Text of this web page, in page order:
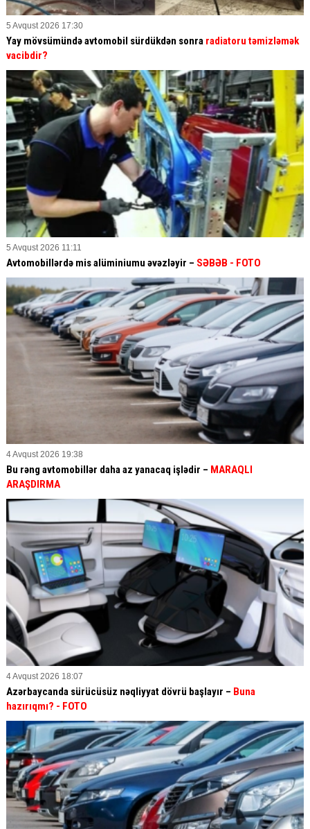
5 Avqust 2026 17:30
Yay mövsümündə avtomobil sürdükdən sonra radiatoru təmizləmək
vacibdir?
5 Avqust 2026 11:11
Avtomobillərdə mis alüminiumu əvəzləyir – SƏBƏB - FOTO
4 Avqust 2026 19:38
Bu rəng avtomobillər daha az yanacaq işlədir – MARAQLI
ARAŞDIRMA
4 Avqust 2026 18:07
Azərbaycanda sürücüsüz nəqliyyat dövrü başlayır – Buna
hazırıqmı? - FOTO